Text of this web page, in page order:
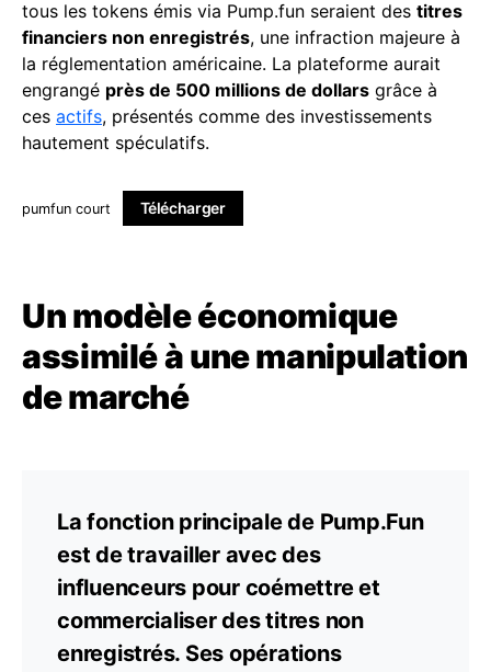
tous les tokens émis via Pump.fun seraient des titres
financiers non enregistrés, une infraction majeure à
la réglementation américaine. La plateforme aurait
engrangé près de 500 millions de dollars grâce à
ces actifs, présentés comme des investissements
hautement spéculatifs.
pumfun court Télécharger
Un modèle économique
assimilé à une manipulation
de marché
La fonction principale de Pump.Fun
est de travailler avec des
influenceurs pour coémettre et
commercialiser des titres non
enregistrés. Ses opérations